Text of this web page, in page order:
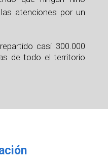
atenciones por un
casi 300.000
de todo el territorio